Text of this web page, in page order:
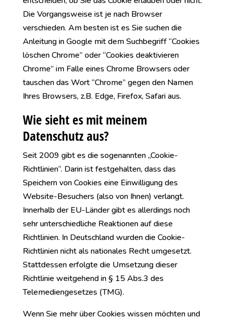
Die Vorgangsweise ist je nach Browser
verschieden. Am besten ist es Sie suchen die
Anleitung in Google mit dem Suchbegriff “Cookies
löschen Chrome” oder “Cookies deaktivieren
Chrome” im Falle eines Chrome Browsers oder
tauschen das Wort “Chrome” gegen den Namen
Ihres Browsers, z.B. Edge, Firefox, Safari aus.
Wie sieht es mit meinem
Datenschutz aus?
Seit 2009 gibt es die sogenannten „Cookie-
Richtlinien“. Darin ist festgehalten, dass das
Speichern von Cookies eine Einwilligung des
Website-Besuchers (also von Ihnen) verlangt.
Innerhalb der EU-Länder gibt es allerdings noch
sehr unterschiedliche Reaktionen auf diese
Richtlinien. In Deutschland wurden die Cookie-
Richtlinien nicht als nationales Recht umgesetzt.
Stattdessen erfolgte die Umsetzung dieser
Richtlinie weitgehend in § 15 Abs.3 des
Telemediengesetzes (TMG).
Wenn Sie mehr über Cookies wissen möchten und